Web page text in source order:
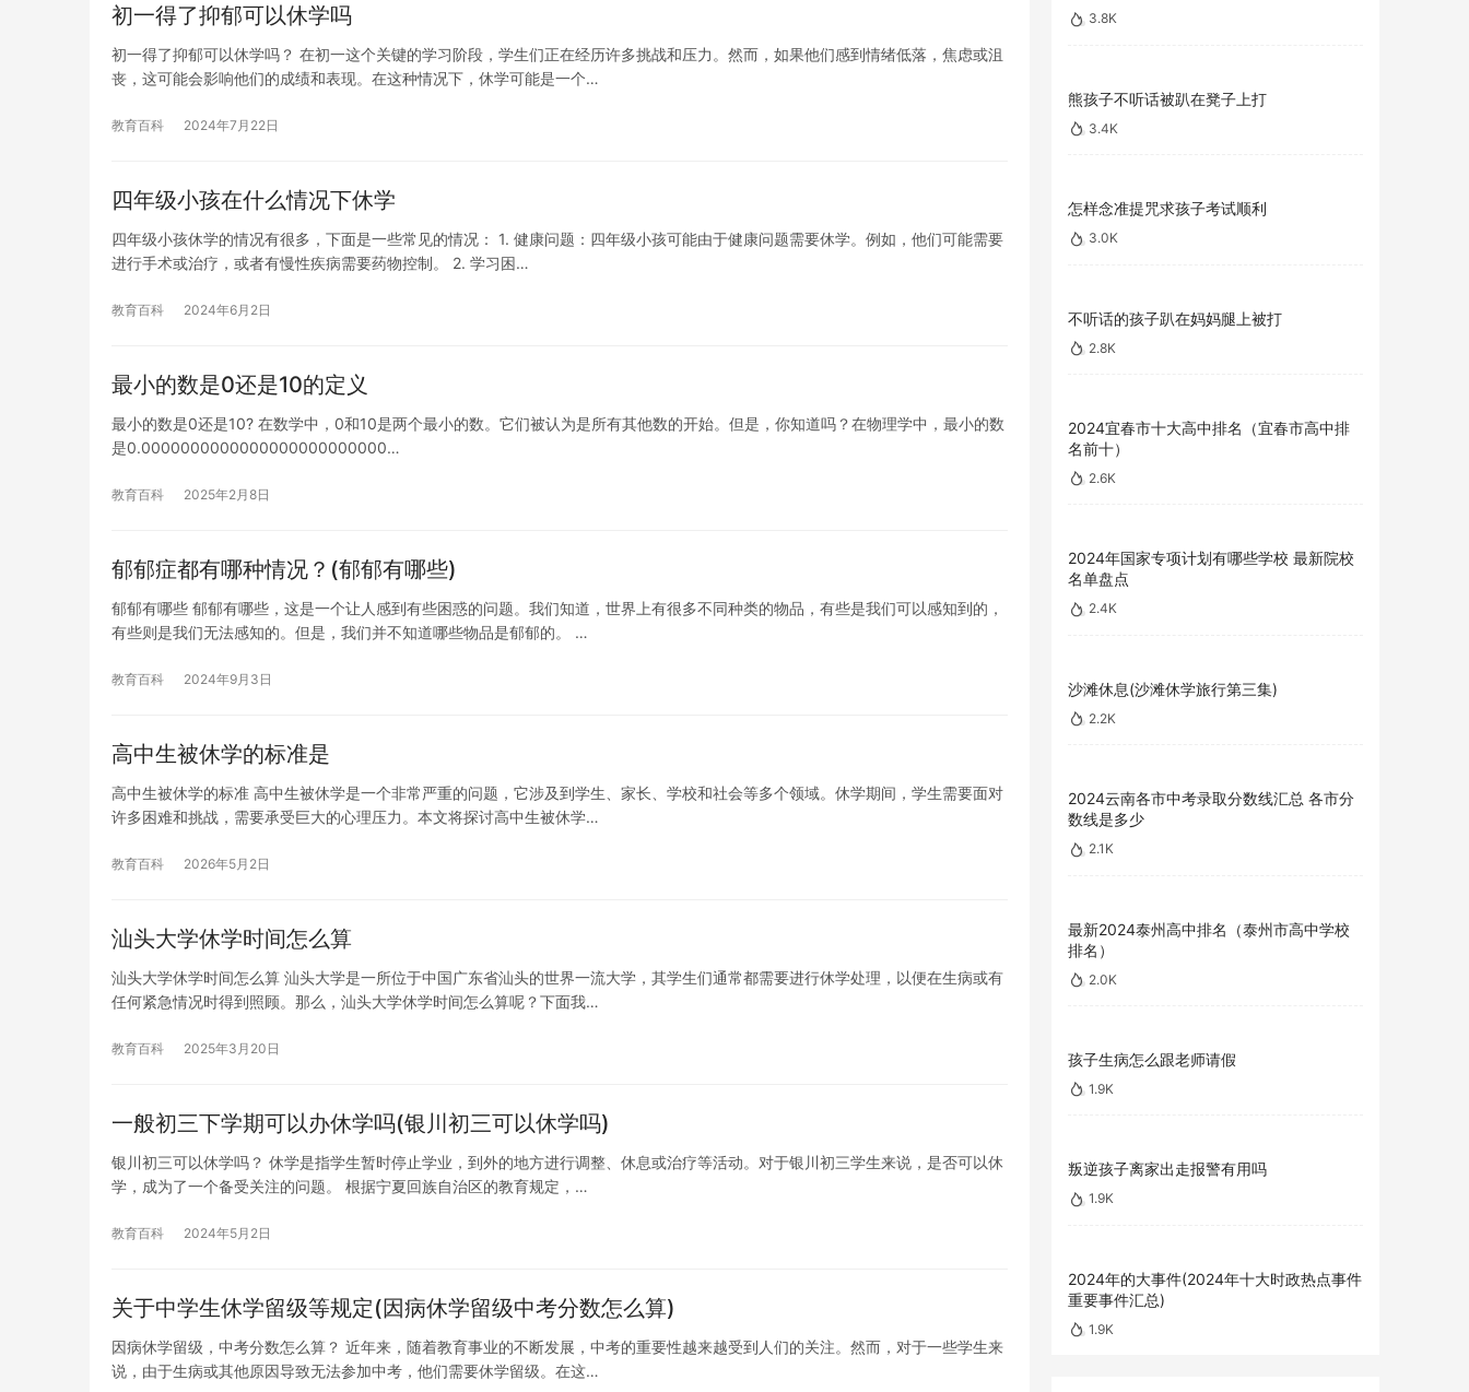
初一得了抑郁可以休学吗
初一得了抑郁可以休学吗？ 在初一这个关键的学习阶段，学生们正在经历许多挑战和压力。然而，如果他们感到情绪低落，焦虑或沮
丧，这可能会影响他们的成绩和表现。在这种情况下，休学可能是一个…
教育百科 2024年7月22日
四年级小孩在什么情况下休学
四年级小孩休学的情况有很多，下面是一些常见的情况： 1. 健康问题：四年级小孩可能由于健康问题需要休学。例如，他们可能需要
进行手术或治疗，或者有慢性疾病需要药物控制。 2. 学习困…
教育百科 2024年6月2日
最小的数是0还是10的定义
最小的数是0还是10? 在数学中，0和10是两个最小的数。它们被认为是所有其他数的开始。但是，你知道吗？在物理学中，最小的数
是0.0000000000000000000000000…
教育百科 2025年2月8日
郁郁症都有哪种情况？(郁郁有哪些)
郁郁有哪些 郁郁有哪些，这是一个让人感到有些困惑的问题。我们知道，世界上有很多不同种类的物品，有些是我们可以感知到的，
有些则是我们无法感知的。但是，我们并不知道哪些物品是郁郁的。 …
教育百科 2024年9月3日
高中生被休学的标准是
高中生被休学的标准 高中生被休学是一个非常严重的问题，它涉及到学生、家长、学校和社会等多个领域。休学期间，学生需要面对
许多困难和挑战，需要承受巨大的心理压力。本文将探讨高中生被休学…
教育百科 2026年5月2日
汕头大学休学时间怎么算
汕头大学休学时间怎么算 汕头大学是一所位于中国广东省汕头的世界一流大学，其学生们通常都需要进行休学处理，以便在生病或有
任何紧急情况时得到照顾。那么，汕头大学休学时间怎么算呢？下面我…
教育百科 2025年3月20日
一般初三下学期可以办休学吗(银川初三可以休学吗)
银川初三可以休学吗？ 休学是指学生暂时停止学业，到外的地方进行调整、休息或治疗等活动。对于银川初三学生来说，是否可以休
学，成为了一个备受关注的问题。 根据宁夏回族自治区的教育规定，…
教育百科 2024年5月2日
关于中学生休学留级等规定(因病休学留级中考分数怎么算)
因病休学留级，中考分数怎么算？ 近年来，随着教育事业的不断发展，中考的重要性越来越受到人们的关注。然而，对于一些学生来
说，由于生病或其他原因导致无法参加中考，他们需要休学留级。在这…
3.8K
熊孩子不听话被趴在凳子上打
3.4K
怎样念准提咒求孩子考试顺利
3.0K
不听话的孩子趴在妈妈腿上被打
2.8K
2024宜春市十大高中排名（宜春市高中排
名前十）
2.6K
2024年国家专项计划有哪些学校 最新院校
名单盘点
2.4K
沙滩休息(沙滩休学旅行第三集)
2.2K
2024云南各市中考录取分数线汇总 各市分
数线是多少
2.1K
最新2024泰州高中排名（泰州市高中学校
排名）
2.0K
孩子生病怎么跟老师请假
1.9K
叛逆孩子离家出走报警有用吗
1.9K
2024年的大事件(2024年十大时政热点事件
重要事件汇总)
1.9K